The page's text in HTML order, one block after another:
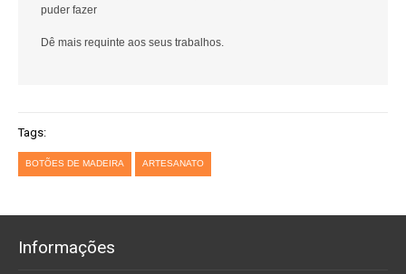
puder fazer
Dê mais requinte aos seus trabalhos.
Tags:
BOTÕES DE MADEIRA ARTESANATO
Informações